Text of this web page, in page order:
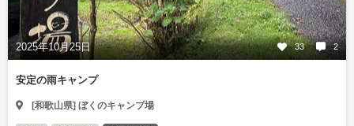
2025年10月25日 33 2
安定の雨キャンプ
[和歌山県] ぼくのキャンプ場